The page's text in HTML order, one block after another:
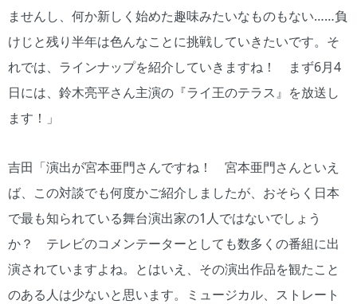
ませんし、何か新しく始めた趣味みたいなものもない……負
けじと残り半年は色んなことに挑戦していきたいです。そ
れでは、ラインナップを紹介していきますね！ まず6月4
日には、鈴木亮平さん主演の『ライ王のテラス』を放送し
ます！」
吉田「演出が宮本亜門さんですね！ 宮本亜門さんといえ
ば、この対談でも何度かご紹介しましたが、おそらく日本
で最も知られている舞台演出家の1人ではないでしょう
か？ テレビのコメンテーターとしても数多くの番組に出
演されていますよね。とはいえ、その演出作品を観たこと
のある人は少ないと思います。ミュージカル、ストレート